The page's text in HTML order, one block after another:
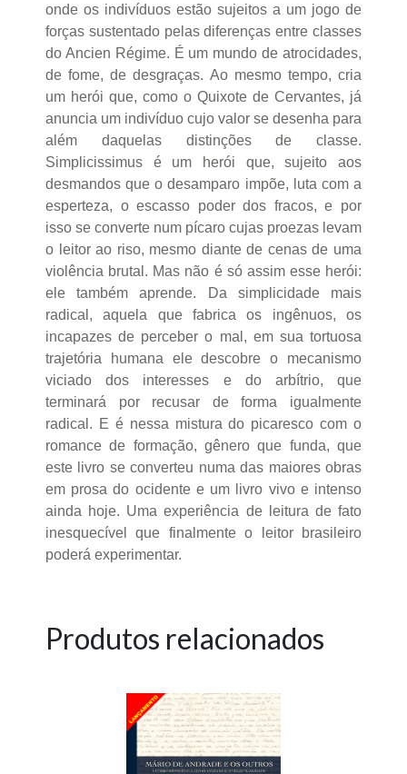
onde os indivíduos estão sujeitos a um jogo de
forças sustentado pelas diferenças entre classes
do Ancien Régime. É um mundo de atrocidades,
de fome, de desgraças. Ao mesmo tempo, cria
um herói que, como o Quixote de Cervantes, já
anuncia um indivíduo cujo valor se desenha para
além daquelas distinções de classe.
Simplicissimus é um herói que, sujeito aos
desmandos que o desamparo impõe, luta com a
esperteza, o escasso poder dos fracos, e por
isso se converte num pícaro cujas proezas levam
o leitor ao riso, mesmo diante de cenas de uma
violência brutal. Mas não é só assim esse herói:
ele também aprende. Da simplicidade mais
radical, aquela que fabrica os ingênuos, os
incapazes de perceber o mal, em sua tortuosa
trajetória humana ele descobre o mecanismo
viciado dos interesses e do arbítrio, que
terminará por recusar de forma igualmente
radical. E é nessa mistura do picaresco com o
romance de formação, gênero que funda, que
este livro se converteu numa das maiores obras
em prosa do ocidente e um livro vivo e intenso
ainda hoje. Uma experiência de leitura de fato
inesquecível que finalmente o leitor brasileiro
poderá experimentar.
Produtos relacionados